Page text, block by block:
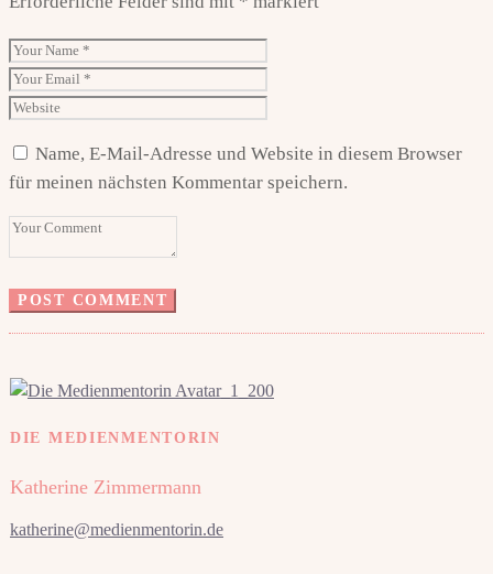
Name, E-Mail-Adresse und Website in diesem Browser
für meinen nächsten Kommentar speichern.
DIE MEDIENMENTORIN
Katherine Zimmermann
katherine­@medienmentorin.de